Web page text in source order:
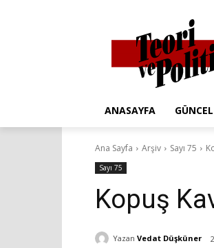
ANASAYFA
Ana Sayfa Arşiv Sayı 75
Sayı 75
Kopuş
Yazan Vedat Düşküner